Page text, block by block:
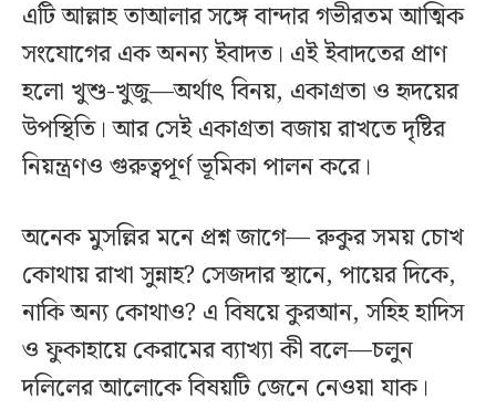
এটি আল্লাহ তাআলার সঙ্গে বান্দার গভীরতম আত্মিক
সংযোগের এক অনন্য ইবাদত। এই ইবাদতের প্রাণ
হলো খুশু-খুজু—অর্থাৎ বিনয়, একাগ্রতা ও হৃদয়ের
উপস্থিতি। আর সেই একাগ্রতা বজায় রাখতে দৃষ্টির
নিয়ন্ত্রণও গুরুত্বপূর্ণ ভূমিকা পালন করে।
অনেক মুসল্লির মনে প্রশ্ন জাগে— রুকুর সময় চোখ
কোথায় রাখা সুন্নাহ? সেজদার স্থানে, পায়ের দিকে,
নাকি অন্য কোথাও? এ বিষয়ে কুরআন, সহিহ হাদিস
ও ফুকাহায়ে কেরামের ব্যাখ্যা কী বলে—চলুন
দলিলের আলোকে বিষয়টি জেনে নেওয়া যাক।